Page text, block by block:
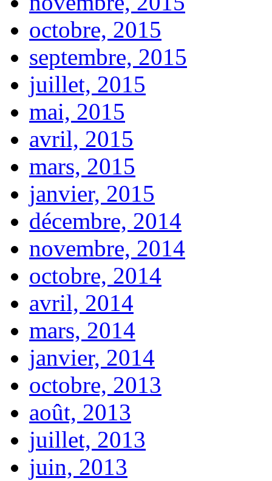
octobre, 2015
septembre, 2015
juillet, 2015
mai, 2015
avril, 2015
mars, 2015
janvier, 2015
décembre, 2014
novembre, 2014
octobre, 2014
avril, 2014
mars, 2014
janvier, 2014
octobre, 2013
août, 2013
juillet, 2013
juin, 2013